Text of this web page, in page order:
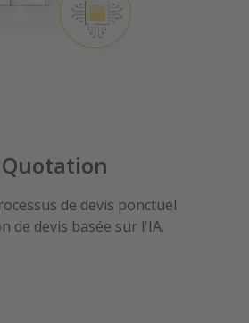
de devis ponctuel
de devis basée sur l'IA.